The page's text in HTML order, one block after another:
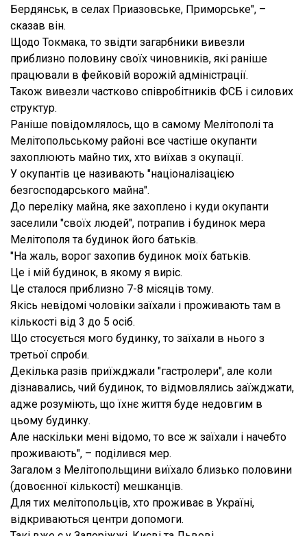
Бердянськ, в селах Приазовське, Приморське", –
сказав він.
Щодо Токмака, то звідти загарбники вивезли
приблизно половину своїх чиновників, які раніше
працювали в фейковій ворожій адміністрації.
Також вивезли частково співробітників ФСБ і силових
структур.
Раніше повідомлялось, що в самому Мелітополі та
Мелітопольському районі все частіше окупанти
захоплюють майно тих, хто виїхав з окупації.
У окупантів це називають "націоналізацією
безгосподарського майна".
До переліку майна, яке захоплено і куди окупанти
заселили "своїх людей", потрапив і будинок мера
Мелітополя та будинок його батьків.
"На жаль, ворог захопив будинок моїх батьків.
Це і мій будинок, в якому я виріс.
Це сталося приблизно 7-8 місяців тому.
Якісь невідомі чоловіки заїхали і проживають там в
кількості від 3 до 5 осіб.
Що стосується мого будинку, то заїхали в нього з
третьої спроби.
Декілька разів приїжджали "гастролери", але коли
дізнавались, чий будинок, то відмовлялись заїжджати,
адже розуміють, що їхнє життя буде недовгим в
цьому будинку.
Але наскільки мені відомо, то все ж заїхали і начебто
проживають", – поділився мер.
Загалом з Мелітопольщини виїхало близько половини
(довоєнної кількості) мешканців.
Для тих мелітопольців, хто проживає в Україні,
відкриваються центри допомоги.